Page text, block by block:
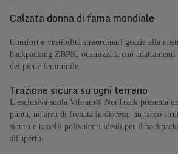
Calzata donna di fama mondiale
Comfort e vestibilità straordinari grazie alla
backpacking ZBPK, ottimizzata con
del piede femminile.
Trazione sicura su ogni terreno
L'esclusiva suola Vibram® NorTrack presenta
punta, un'area di frenata in discesa, un tacco
sicuro e tasselli polivalenti ideali per il
all'aperto.